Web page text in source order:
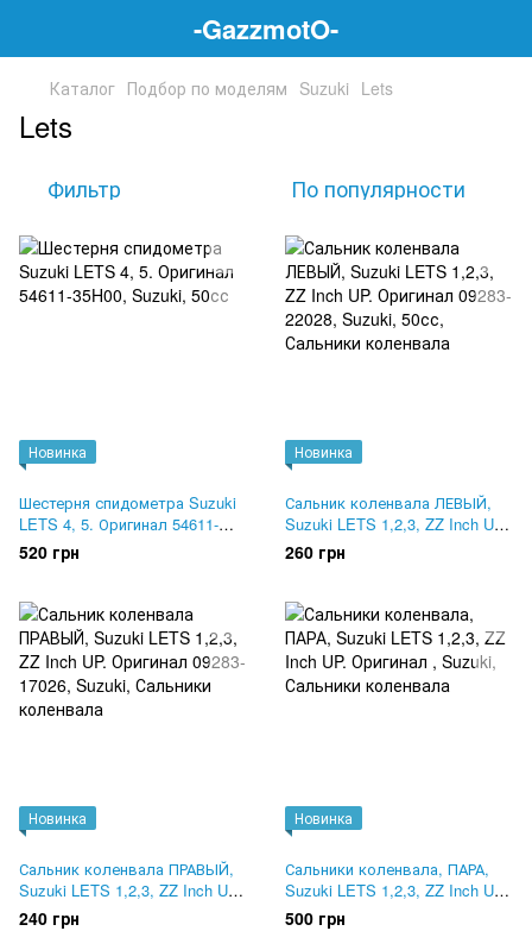
-GazzmotO-
Каталог Подбор по моделям Suzuki Lets
Lets
Фильтр По популярности
Новинка
Шестерня спидометра Suzuki
LETS 4, 5. Оригинал 54611-
35H00
520 грн
Новинка
Сальник коленвала ЛЕВЫЙ,
Suzuki LETS 1,2,3, ZZ Inch UP.
Оригинал 09283-22028
260 грн
Новинка
Сальник коленвала ПРАВЫЙ,
Suzuki LETS 1,2,3, ZZ Inch UP.
Оригинал 09283-17026
240 грн
Новинка
Сальники коленвала, ПАРА,
Suzuki LETS 1,2,3, ZZ Inch UP.
Оригинал
500 грн